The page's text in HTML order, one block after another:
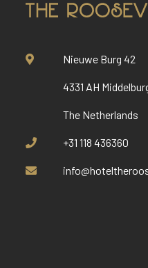
Nieuwe Burg 42
4331 AH
The Netherlands
+31 118 436360